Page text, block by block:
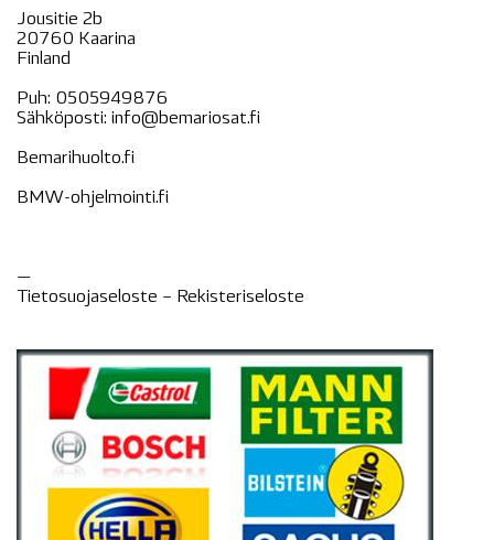
Jousitie 2b
20760 Kaarina
Finland
Puh: 0505949876
Sähköposti: info@bemariosat.fi
Bemarihuolto.fi
BMW-ohjelmointi.fi
—
Tietosuojaseloste – Rekisteriseloste